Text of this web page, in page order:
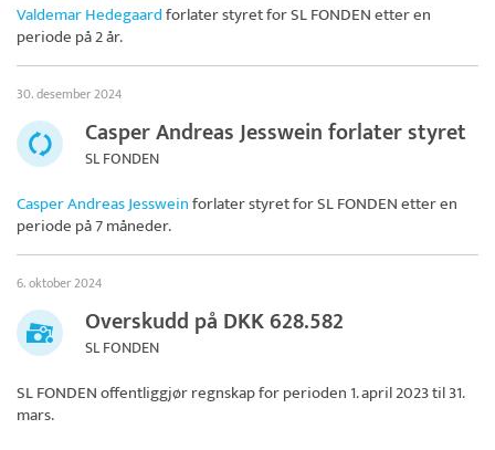
Valdemar Hedegaardforlater styret forSL FONDENetter en
periode på 2 år.
30. desember 2024
Casper Andreas Jesswein forlater styret
SL FONDEN
Casper Andreas Jessweinforlater styret forSL FONDENetter en
periode på 7 måneder.
6. oktober 2024
Overskudd på DKK 628.582
SL FONDEN
SL FONDENoffentliggjør regnskap for perioden 1. april 2023 til 31.
mars.